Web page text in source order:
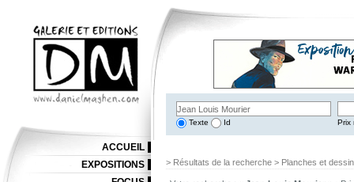
Texte Id Prix
> Résultats de la recherche > Planches et
ACCUEIL
EXPOSITIONS